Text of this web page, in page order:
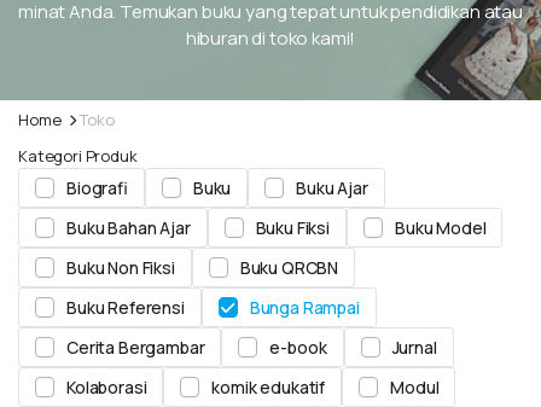
minat Anda. Temukan buku yang tepat untuk pendidikan atau
hiburan di toko kami!
Home
Toko
Kategori Produk
Biografi Buku
Buku Ajar
Buku Bahan Ajar
Buku Fiksi
Buku Model
Buku Non Fiksi
Buku QRCBN
Buku Referensi
Bunga Rampai
Cerita Bergambar
e-book
Jurnal
Kolaborasi
komik edukatif
Modul